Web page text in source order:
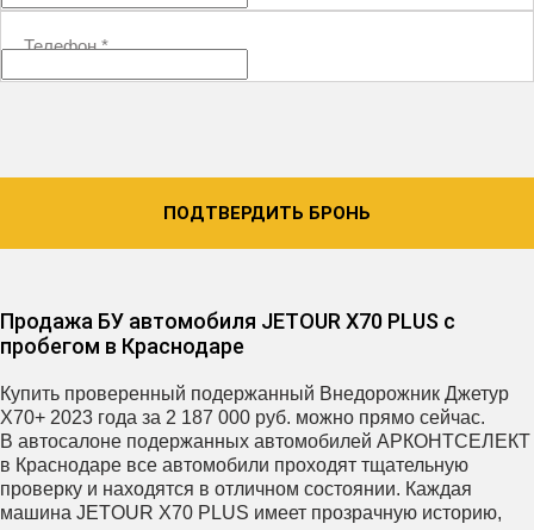
Телефон*
ПОДТВЕРДИТЬ БРОНЬ
Продажа БУ автомобиля JETOUR X70 PLUS с
пробегом в Краснодаре
Купить проверенный подержанный Внедорожник Джетур
X70+ 2023 года за 2 187 000 руб. можно прямо сейчас.
В автосалоне подержанных автомобилей АРКОНТСЕЛЕКТ
в Краснодаре все автомобили проходят тщательную
проверку и находятся в отличном состоянии. Каждая
машина JETOUR X70 PLUS имеет прозрачную историю,